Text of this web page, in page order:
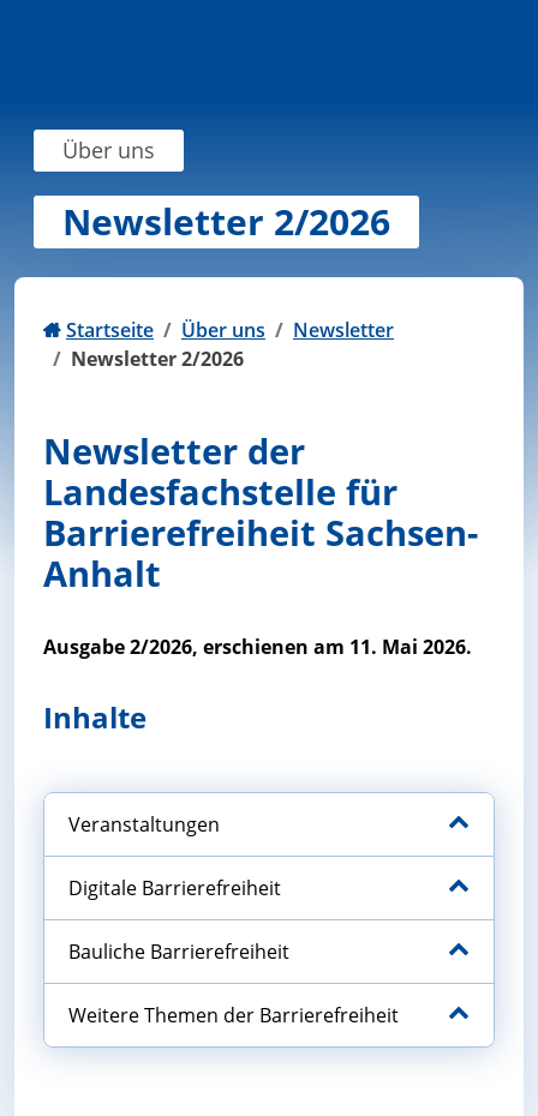
Über uns
Newsletter 2/2026
Startseite Über uns
Newsletter
Newsletter 2/2026
Newsletter der
Landesfachstelle für
Barrierefreiheit Sachsen-
Anhalt
Ausgabe 2/2026, erschienen am 11. Mai 2026.
Inhalte
Veranstaltungen
Digitale Barrierefreiheit
Bauliche Barrierefreiheit
Weitere Themen der Barrierefreiheit